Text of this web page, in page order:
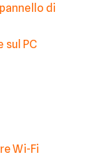
di
sul PC
Wi-Fi